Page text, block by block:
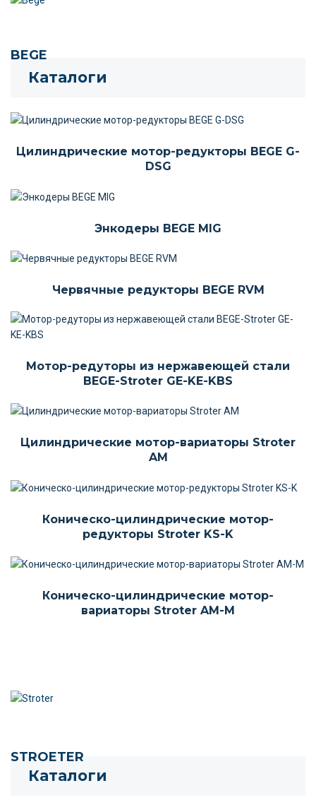
BEGE
Каталоги
Цилиндрические мотор-редукторы BEGE G-
DSG
Энкодеры BEGE MIG
Червячные редукторы BEGE RVM
Мотор-редуторы из нержавеющей стали
BEGE-Stroter GE-KE-KBS
Цилиндрические мотор-вариаторы Stroter
AM
Коническо-цилиндрические мотор-
редукторы Stroter KS-K
Коническо-цилиндрические мотор-
вариаторы Stroter AM-M
STROETER
Каталоги